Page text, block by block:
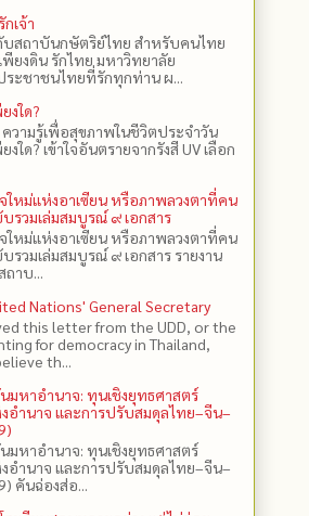
เจ้า
บสถาบันกษัตริย์ไทย สำหรับคนไทย
พียงดิน รักไทย มหาวิทยาลัย
ระชาชนไทยที่รักทุกท่าน ผ...
งใด?
วามรู้เพื่อสุขภาพในชีวิตประจำวัน
ใด? เข้าใจอันตรายจากรังสี UV เลือก
ใหม่แห่งอาเซียน หรือภาพลวงตาที่คน
รวมเล่มสมบูรณ์ ๙ เอกสาร
ใหม่แห่งอาเซียน หรือภาพลวงตาที่คน
รวมเล่มสมบูรณ์ ๙ เอกสาร รายงาน
ถาบ...
Nations' General Secretary
this letter from the UDD, or the
for democracy in Thailand,
th...
มหาอำนาจ: ทุนเชิงยุทธศาสตร์
อำนาจ และการปรับสมดุลไทย–จีน–
มหาอำนาจ: ทุนเชิงยุทธศาสตร์
อำนาจ และการปรับสมดุลไทย–จีน–
คันฉ่องส่อ...